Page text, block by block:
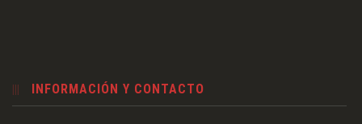
INFORMACIÓN Y CONTACTO